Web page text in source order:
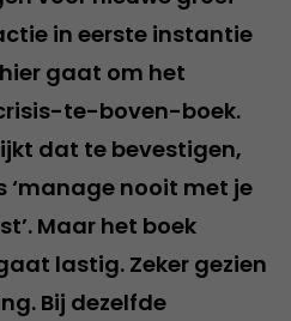
in eerste instantie
gaat om het
te-boven-boek.
dat te bevestigen,
‘manage nooit met je
Maar het boek
lastig. Zeker gezien
Bij dezelfde